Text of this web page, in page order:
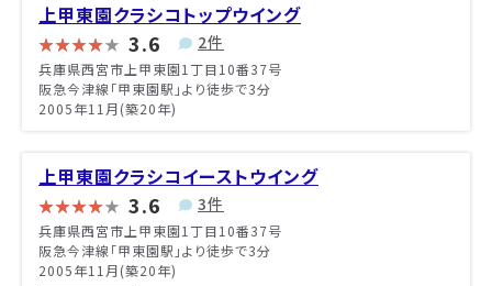
上甲東園クラシコトップウイング
3.6 2件
兵庫県西宮市上甲東園1丁目10番37号
阪急今津線「甲東園駅」より徒歩で3分
2005年11月(築20年)
上甲東園クラシコイーストウイング
3.6 3件
兵庫県西宮市上甲東園1丁目10番37号
阪急今津線「甲東園駅」より徒歩で3分
2005年11月(築20年)